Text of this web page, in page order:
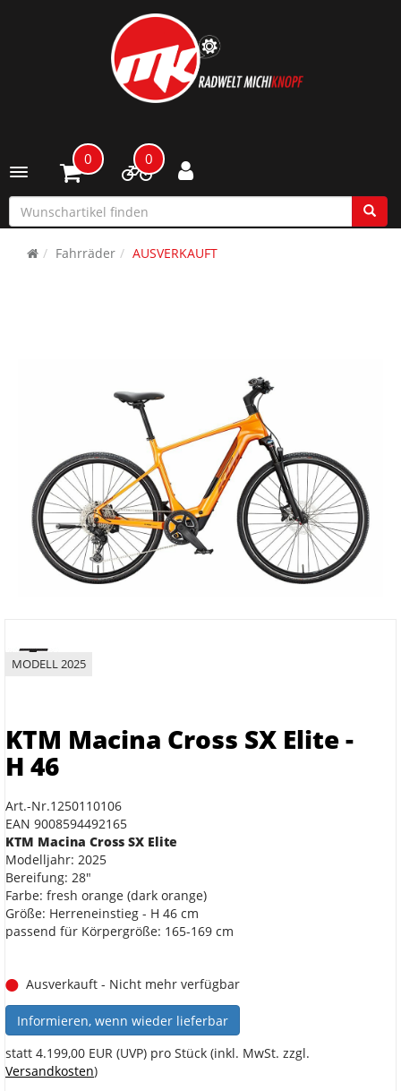
Toggle navigation
0 0
Fahrräder AUSVERKAUFT
MODELL 2025
KTM Macina Cross SX Elite -
H 46
Art.-Nr.1250110106
EAN 9008594492165
KTM Macina Cross SX Elite
Modelljahr: 2025
Bereifung: 28"
Farbe: fresh orange (dark orange)
Größe: Herreneinstieg - H 46 cm
passend für Körpergröße: 165-169 cm
Ausverkauft - Nicht mehr verfügbar
Informieren, wenn wieder lieferbar
statt 4.199,00 EUR (UVP) pro Stück (inkl. MwSt. zzgl.
Versandkosten)